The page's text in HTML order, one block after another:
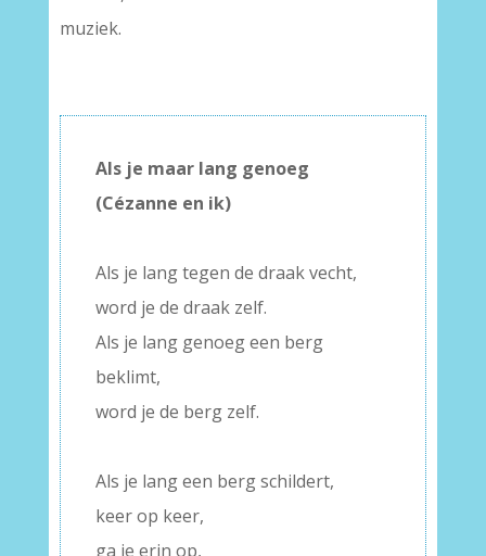
muziek.
Als je maar lang genoeg
(Cézanne en ik)
Als je lang tegen de draak vecht,
word je de draak zelf.
Als je lang genoeg een berg
beklimt,
word je de berg zelf.
Als je lang een berg schildert,
keer op keer,
ga je erin op,